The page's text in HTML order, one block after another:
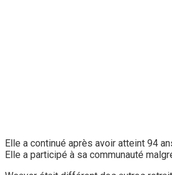
Elle a continué après avoir atteint 94
Elle a participé à sa communauté